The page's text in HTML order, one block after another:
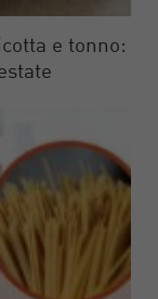
e tonno: